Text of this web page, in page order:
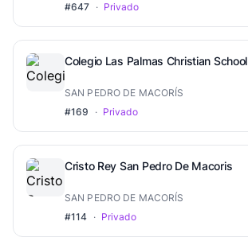
#647 · Privado
Colegio Las Palmas Christian School
SAN PEDRO DE MACORÍS
#169
· Privado
Cristo Rey San Pedro De Macoris
SAN PEDRO DE MACORÍS
#114 · Privado